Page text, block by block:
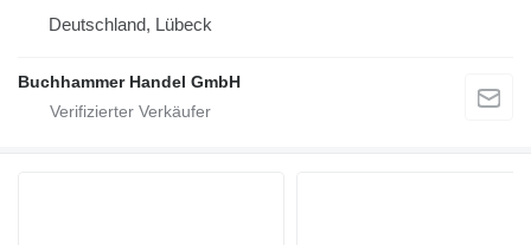
Deutschland, Lübeck
Buchhammer Handel GmbH